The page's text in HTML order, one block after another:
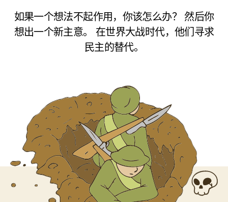
如果一个想法不起作用，你该怎么办？ 然后你
想出一个新主意。 在世界大战时代，他们寻求
民主的替代。